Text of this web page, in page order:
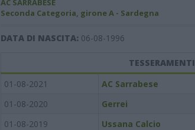
AC SARRABESE
Seconda Categoria, girone A - Sardegna
DATA DI NASCITA: 06-08-1996
TESSERAMENTI
01-08-2021
AC Sarrabese
01-08-2020
Gerrei
01-08-2019
Ussana Calcio